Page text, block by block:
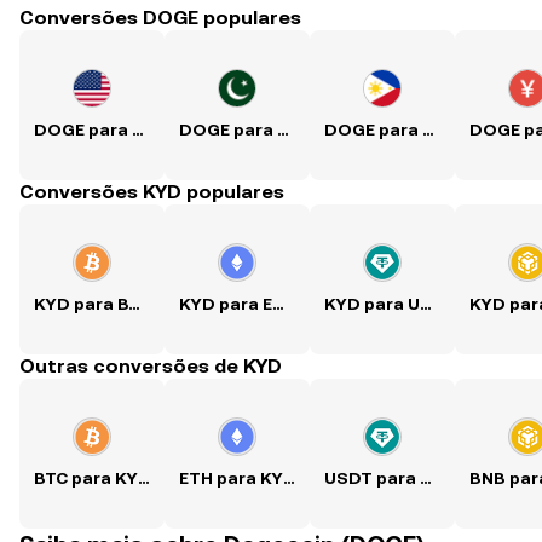
Conversões DOGE populares
DOGE para USD DOGE para PKR DOGE para PHP
Conversões KYD populares
KYD para BTC KYD para ETH KYD para USDT
Outras conversões de KYD
BTC para KYD ETH para KYD USDT para KYD